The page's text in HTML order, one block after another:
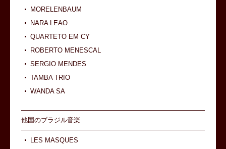
MORELENBAUM
NARA LEAO
QUARTETO EM CY
ROBERTO MENESCAL
SERGIO MENDES
TAMBA TRIO
WANDA SA
他国のブラジル音楽
LES MASQUES